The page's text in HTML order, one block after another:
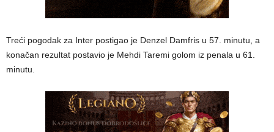
Treći pogodak za Inter postigao je Denzel Damfris u 57. minutu, a
konačan rezultat postavio je Mehdi Taremi golom iz penala u 61.
minutu.